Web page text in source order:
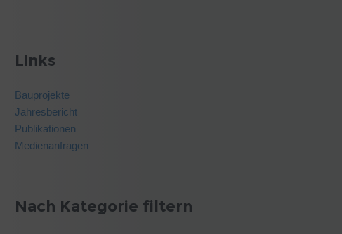
Links
Bauprojekte
Jahresbericht
Publikationen
Medienanfragen
Nach Kategorie filtern